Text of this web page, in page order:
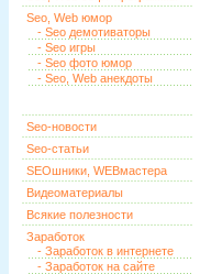
Seo, Web юмор
- Seo демотиваторы
- Seo игры
- Seo фото юмор
- Seo, Web анекдоты
Seo-новости
Seo-статьи
SEOшники, WEBмастера
Видеоматериалы
Всякие полезности
Заработок
- Заработок в интернете
- Заработок на сайте